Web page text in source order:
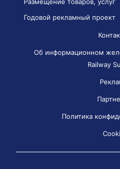
Размещение товаров, услуг
Годовой рекламный проект
Об информационном
Railway
Политика